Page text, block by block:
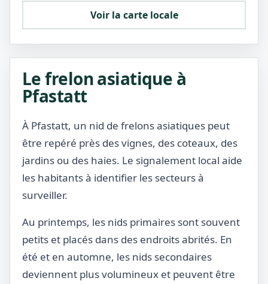
Voir la carte locale
Le frelon asiatique à
Pfastatt
À Pfastatt, un nid de frelons asiatiques peut
être repéré près des vignes, des coteaux, des
jardins ou des haies. Le signalement local aide
les habitants à identifier les secteurs à
surveiller.
Au printemps, les nids primaires sont souvent
petits et placés dans des endroits abrités. En
été et en automne, les nids secondaires
deviennent plus volumineux et peuvent être